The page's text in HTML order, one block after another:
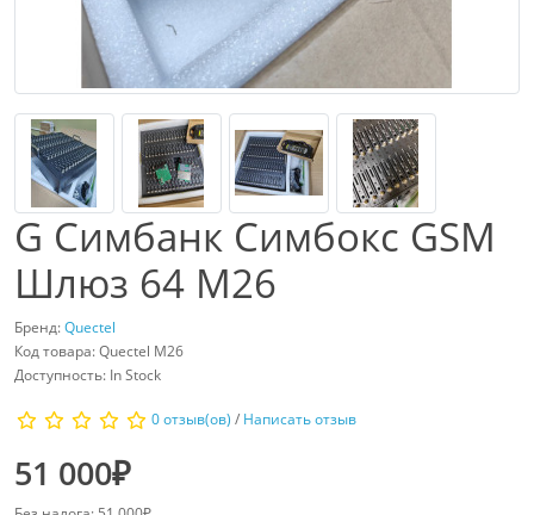
G Симбанк Симбокс GSM
Шлюз 64 M26
Бренд:Quectel
Код товара: Quectel M26
Доступность: In Stock
0 отзыв(ов) / Написать отзыв
51 000₽